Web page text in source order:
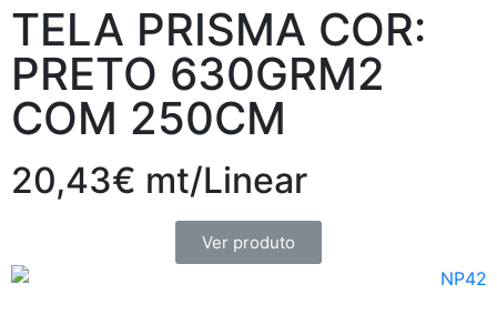
TELA PRISMA COR:
PRETO 630GRM2
COM 250CM
20,43€ mt/Linear
Ver produto